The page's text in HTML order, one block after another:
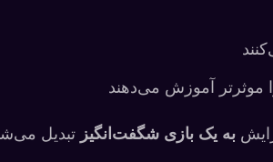
موثرتر آموزش می‌دهند
به یک بازی شگفت‌انگیز تبدیل